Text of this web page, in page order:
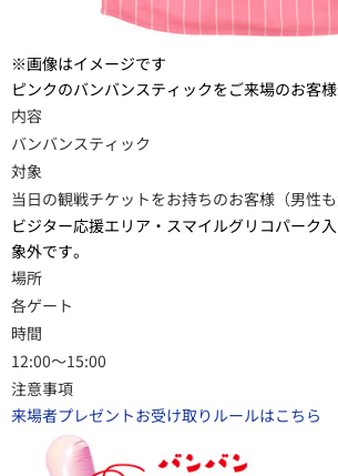
※画像はイメージです
ピンクのバンバンスティックをご来場のお客
内容
バンバンスティック
対象
当日の観戦チケットをお持ちのお客様（男性も
ビジター応援エリア・スマイルグリコパーク
象外です。
場所
各ゲート
時間
12:00～15:00
注意事項
来場者プレゼントお受け取りルールはこちら